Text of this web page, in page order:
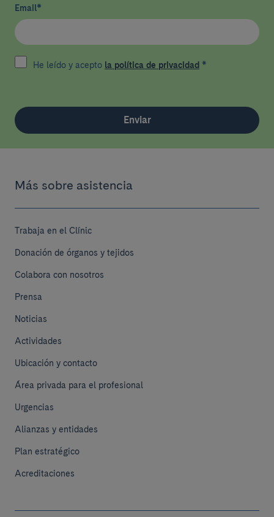
Email*
He leído y acepto la política de privacidad *
Enviar
Más sobre asistencia
Trabaja en el Clínic
Donación de órganos y tejidos
Colabora con nosotros
Prensa
Noticias
Actividades
Ubicación y contacto
Área privada para el profesional
Urgencias
Alianzas y entidades
Plan estratégico
Acreditaciones